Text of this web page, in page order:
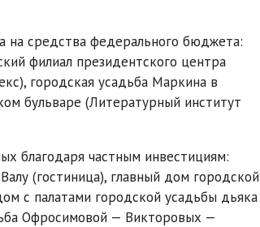
на средства федерального бюджета:
филиал президентского центра
городская усадьба Маркина в
бульваре (Литературный институт
благодаря частным инвестициям:
(гостиница), главный дом городской
с палатами городской усадьбы дьяка
Офросимовой — Викторовых —